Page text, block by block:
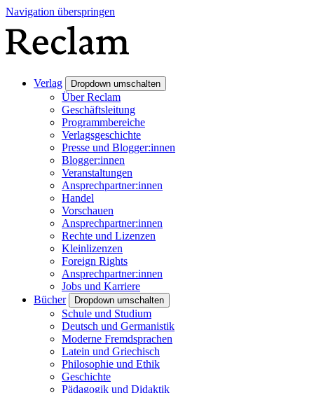
Navigation überspringen
Verlag Dropdown umschalten
Über Reclam
Geschäftsleitung
Programmbereiche
Verlagsgeschichte
Presse und Blogger:innen
Blogger:innen
Veranstaltungen
Ansprechpartner:innen
Handel
Vorschauen
Ansprechpartner:innen
Rechte und Lizenzen
Kleinlizenzen
Foreign Rights
Ansprechpartner:innen
Jobs und Karriere
Bücher
Dropdown umschalten
Schule und Studium
Deutsch und Germanistik
Moderne Fremdsprachen
Latein und Griechisch
Philosophie und Ethik
Geschichte
Pädagogik und Didaktik